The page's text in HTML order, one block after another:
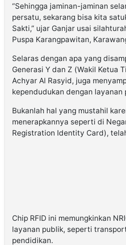
“Sehingga jaminan-jaminan
persatu, sekarang bisa kita
Sakti,” ujar Ganjar usai
Puspa Karangpawitan,
Selaras dengan apa yang
Generasi Y dan Z (Wakil Ketua
Achyar Al Rasyid, juga
kependudukan dengan
Bukanlah hal yang mustahil
menerapkannya seperti di
Registration Identity Card),
Chip RFID ini memungkinkan
layanan publik, seperti
pendidikan.